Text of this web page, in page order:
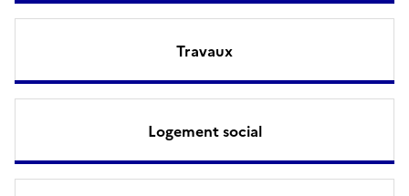
Travaux
Logement social